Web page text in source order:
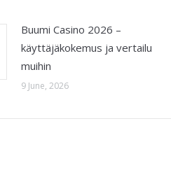
Buumi Casino 2026 –
käyttäjäkokemus ja vertailu
muihin
9 June, 2026